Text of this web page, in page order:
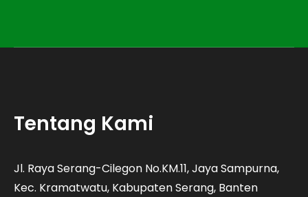
Tentang Kami
Jl. Raya Serang-Cilegon No.KM.11, Jaya Sampurna,
Kec. Kramatwatu, Kabupaten Serang, Banten